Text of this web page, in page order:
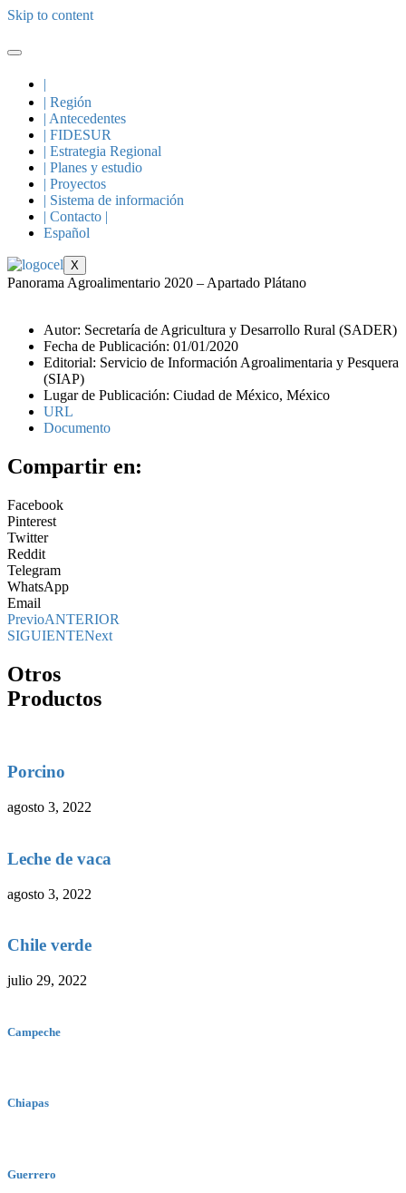
Skip to content
|
| Región
| Antecedentes
| FIDESUR
| Estrategia Regional
| Planes y estudio
| Proyectos
| Sistema de información
| Contacto |
Español
X
Panorama Agroalimentario 2020 – Apartado Plátano
Autor: Secretaría de Agricultura y Desarrollo Rural (SADER)
Fecha de Publicación: 01/01/2020
Editorial: Servicio de Información Agroalimentaria y Pesquera
(SIAP)
Lugar de Publicación: Ciudad de México, México
URL
Documento
Compartir en:
Facebook
Pinterest
Twitter
Reddit
Telegram
WhatsApp
Email
PrevioANTERIOR
SIGUIENTENext
Otros
Productos
Porcino
agosto 3, 2022
Leche de vaca
agosto 3, 2022
Chile verde
julio 29, 2022
Campeche
Chiapas
Guerrero